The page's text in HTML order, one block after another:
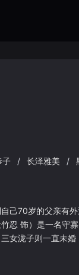
子 / 长泽雅美 /
己70岁的父亲有
饰）是一名守
女泷子则一直未